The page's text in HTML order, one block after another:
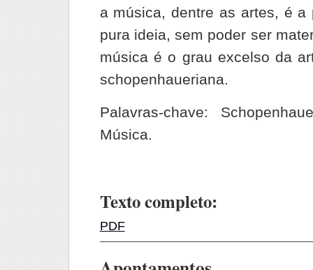
a música, dentre as artes, é a
pura ideia, sem poder ser
música é o grau excelso da
schopenhaueriana.
Palavras-chave:
Música.
Texto completo:
PDF